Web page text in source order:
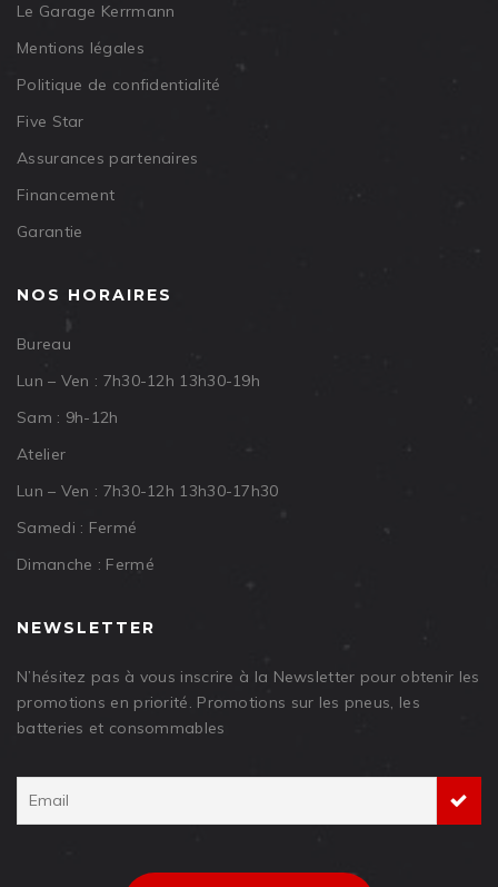
Le Garage Kerrmann
Mentions légales
Politique de confidentialité
Five Star
Assurances partenaires
Financement
Garantie
NOS HORAIRES
Bureau
Lun – Ven : 7h30-12h 13h30-19h
Sam : 9h-12h
Atelier
Lun – Ven : 7h30-12h 13h30-17h30
Samedi : Fermé
Dimanche : Fermé
NEWSLETTER
N’hésitez pas à vous inscrire à la Newsletter pour obtenir les
promotions en priorité. Promotions sur les pneus, les
batteries et consommables